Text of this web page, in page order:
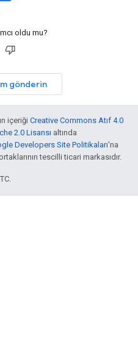
oldu mu?
gönderin
içeriği Creative Commons Atıf 4.0
2.0 Lisansı altında
Developers Site Politikaları'na
tescilli ticari markasıdır.